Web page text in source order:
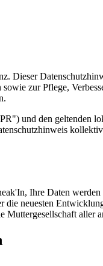
Dieser
zur Pflege,
und den geltenden
Ihre Daten
die neuesten
aller